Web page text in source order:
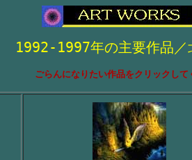
1992-1997年の主要作品／
ごらんになりたい作品をクリックして